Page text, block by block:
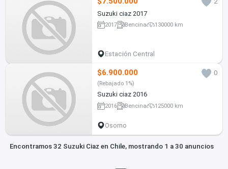
Suzuki ciaz 2017
2017 Bencina 130000 km
Estación Central
$6.900.000 0
(Rebajado 1%)
Suzuki ciaz 2016
2016 Bencina 125000 km
Osorno
Encontramos 32 Suzuki Ciaz en Chile, mostrando 1 a 30 anuncios